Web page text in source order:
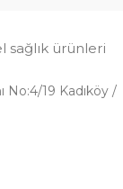
sağlık ürünleri
No:4/19 Kadıköy /